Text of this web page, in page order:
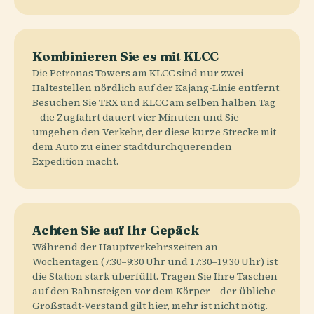
Kombinieren Sie es mit KLCC
Die Petronas Towers am KLCC sind nur zwei
Haltestellen nördlich auf der Kajang-Linie entfernt.
Besuchen Sie TRX und KLCC am selben halben Tag
– die Zugfahrt dauert vier Minuten und Sie
umgehen den Verkehr, der diese kurze Strecke mit
dem Auto zu einer stadtdurchquerenden
Expedition macht.
Achten Sie auf Ihr Gepäck
Während der Hauptverkehrszeiten an
Wochentagen (7:30–9:30 Uhr und 17:30–19:30 Uhr) ist
die Station stark überfüllt. Tragen Sie Ihre Taschen
auf den Bahnsteigen vor dem Körper – der übliche
Großstadt-Verstand gilt hier, mehr ist nicht nötig.